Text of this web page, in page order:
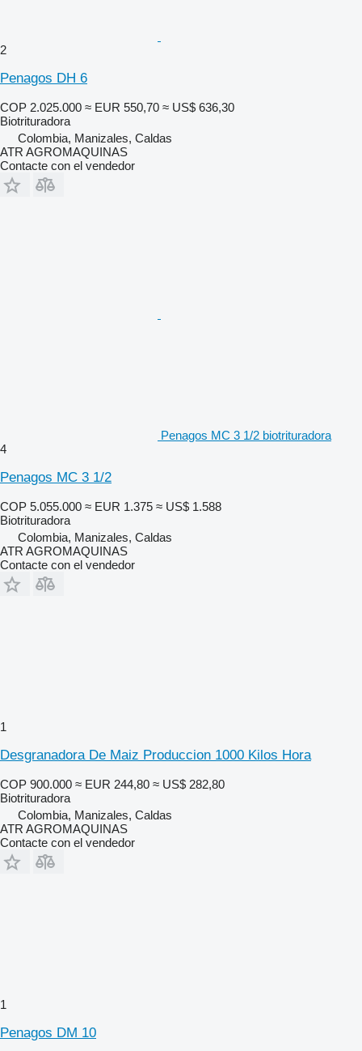
2
Penagos DH 6
COP 2.025.000 ≈ EUR 550,70 ≈ US$ 636,30
Biotrituradora
Colombia, Manizales, Caldas
ATR AGROMAQUINAS
Contacte con el vendedor
Penagos MC 3 1/2 biotrituradora
4
Penagos MC 3 1/2
COP 5.055.000 ≈ EUR 1.375 ≈ US$ 1.588
Biotrituradora
Colombia, Manizales, Caldas
ATR AGROMAQUINAS
Contacte con el vendedor
1
Desgranadora De Maiz Produccion 1000 Kilos Hora
COP 900.000 ≈ EUR 244,80 ≈ US$ 282,80
Biotrituradora
Colombia, Manizales, Caldas
ATR AGROMAQUINAS
Contacte con el vendedor
1
Penagos DM 10